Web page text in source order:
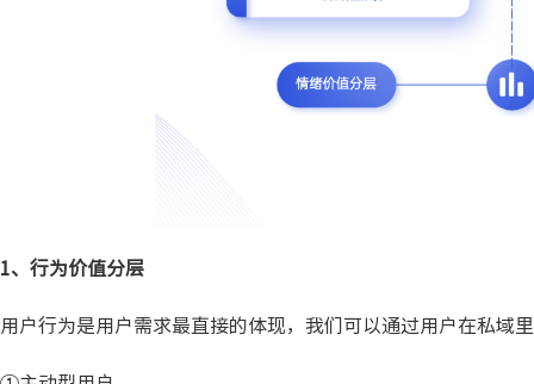
1、行为价值分层
用户行为是用户需求最直接的体现，我们可以通过用户在私域